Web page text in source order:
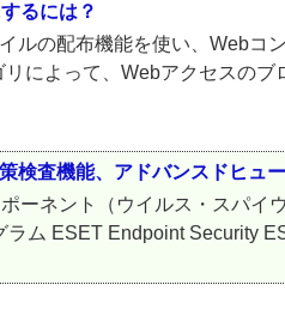
るには？
ルの配布機能を使い、Web
によって、Webアクセスの
検査機能、アドバンスドヒュ
ーネント（ウイルス・スパ
ム ESET Endpoint Security